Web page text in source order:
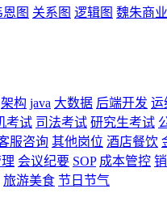
恩图 关系图 逻辑图 魏朱商
架构 java 大数据 后端开发 运
考试 司法考试 研究生考试
服咨询 其他岗位 酒店餐饮
会议纪要 SOP 成本管控
旅游美食 节日节气